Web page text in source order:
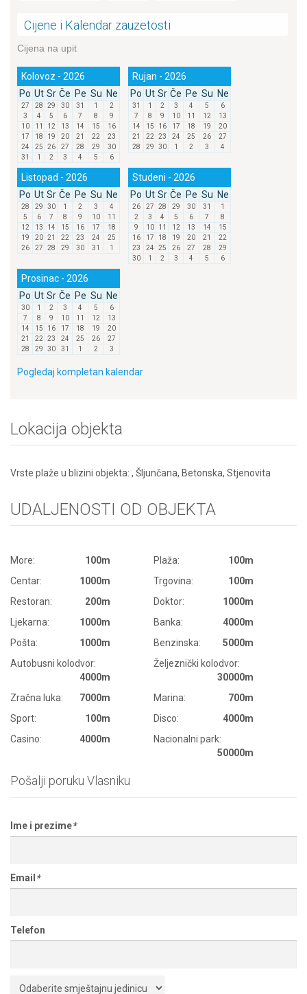
Cijene i Kalendar zauzetosti
Cijena na upit
Kolovoz - 2026
Po Ut Sr Če Pe Su Ne
27 28 29 30 31 1
2
3
4 5 6 7 8
9
10
11 12 13 14 15
16
17
18 19 20 21 22
23
24
25 26 27 28 29
30
31
1 2 3 4 5 6
Rujan - 2026
Po Ut Sr Če Pe Su Ne
31 1 2 3 4 5
6
7
8 9 10 11 12
13
14
15 16 17 18 19
20
21
22 23 24 25 26
27
28
29 30 1 2 3 4
Listopad - 2026
Po Ut Sr Če Pe Su Ne
28 29 30 1 2 3
4
5
6 7 8 9 10
11
12
13 14 15 16 17
18
19
20 21 22 23 24
25
26
27 28 29 30 31 1
Studeni - 2026
Po Ut Sr Če Pe Su Ne
26 27 28 29 30 31
1
2
3 4 5 6 7
8
9
10 11 12 13 14
15
16
17 18 19 20 21
22
23
24 25 26 27 28
29
30
1 2 3 4 5 6
Prosinac - 2026
Po Ut Sr Če Pe Su Ne
30 1 2 3 4 5
6
7
8 9 10 11 12
13
14
15 16 17 18 19
20
21
22 23 24 25 26
27
28
29 30 31 1 2 3
Pogledaj kompletan kalendar
Lokacija objekta
Vrste plaže u blizini objekta: , Šljunčana, Betonska, Stjenovita
UDALJENOSTI OD OBJEKTA
More: 100m Plaža:
100m
Centar:
1000m Trgovina:
100m
Restoran:
200m Doktor:
1000m
Ljekarna:
1000m Banka:
4000m
Pošta:
1000m Benzinska:
5000m
Autobusni kolodvor:
4000m
Željeznički kolodvor:
30000m
Zračna luka:
7000m Marina:
700m
Sport:
100m Disco:
4000m
Casino:
4000m
Nacionalni park:
50000m
Pošalji poruku Vlasniku
Ime i prezime*
Email *
Telefon